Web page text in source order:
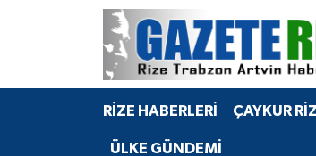
RİZE HABERLERİ ÇAYKUR
ÜLKE GÜNDEMİ
BÖLGEMİZ
Merkez Nöbetçi Eczaneler
Merkez Hava Durumu